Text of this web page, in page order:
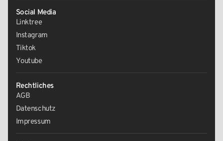
Social Media
Linktree
Instagram
Tiktok
Youtube
Rechtliches
AGB
Datenschutz
Impressum